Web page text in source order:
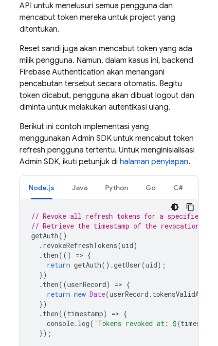
API untuk menelusuri semua pengguna dan
mencabut token mereka untuk project yang
ditentukan.
Reset sandi juga akan mencabut token yang ada
milik pengguna. Namun, dalam kasus ini, backend
Firebase Authentication akan menangani
pencabutan tersebut secara otomatis. Begitu
token dicabut, pengguna akan dibuat logout dan
diminta untuk melakukan autentikasi ulang.
Berikut ini contoh implementasi yang
menggunakan Admin SDK untuk mencabut token
refresh pengguna tertentu. Untuk menginisialisasi
Admin SDK, ikuti petunjuk di halaman penyiapan.
Node.js Java Python Go C#
// Revoke all refresh tokens for a specified
// Retrieve the timestamp of the revocation, in
getAuth()
. revokeRefreshTokens(uid)
. then(() => {
return getAuth().getUser(uid);
})
. then((userRecord) => {
return new Date(userRecord .
})
. then((timestamp) => {
console. log( `Tokens revoked at: ${timestamp
});